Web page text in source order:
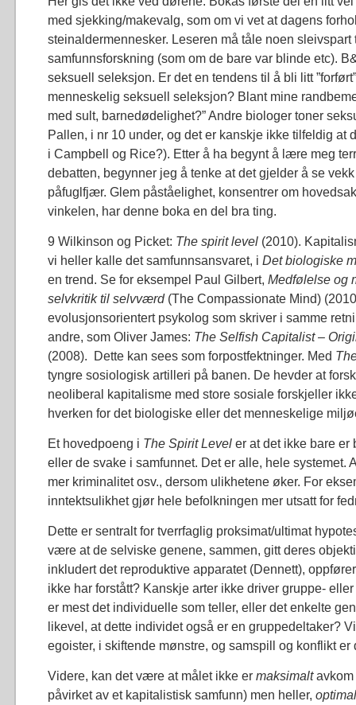
med sjekking/makevalg, som om vi vet at dagens
steinaldermennesker. Leseren må tåle noen sleivspart
samfunnsforskning (som om de bare var blinde etc).
seksuell seleksjon. Er det en tendens til å bli litt
menneskelig seksuell seleksjon? Blant mine
med sult, barnedødelighet?” Andre biologer toner
Pallen, i nr 10 under, og det er kanskje ikke tilfeldig at
i Campbell og Rice?). Etter å ha begynt å lære meg
debatten, begynner jeg å tenke at det gjelder å se
påfuglfjær. Glem påståelighet, konsentrer om
vinkelen, har denne boka en del bra ting.
9 Wilkinson og Picket: The spirit level (2010).
vi heller kalle det samfunnsansvaret, i Det biologiske
en trend. Se for eksempel Paul Gilbert, Medfølelse og
selvkritik til selvværd (The Compassionate Mind)
evolusjonsorientert psykolog som skriver i samme
andre, som Oliver James: The Selfish Capitalist –
(2008). Dette kan sees som forpostfektninger. Med
tyngre sosiologisk artilleri på banen. De hevder at
neoliberal kapitalisme med store sosiale forskjeller
hverken for det biologiske eller det menneskelige
Et hovedpoeng i The Spirit Level er at det ikke bare er
eller de svake i samfunnet. Det er alle, hele systemet.
mer kriminalitet osv., dersom ulikhetene øker. For
inntektsulikhet gjør hele befolkningen mer utsatt for
Dette er sentralt for tverrfaglig proksimat/ultimat
være at de selviske genene, sammen, gitt deres
inkludert det reproduktive apparatet (Dennett),
ikke har forstått? Kanskje arter ikke driver gruppe-
er mest det individuelle som teller, eller det enkelte
likevel, at dette individet også er en gruppedeltaker?
egoister, i skiftende mønstre, og samspill og konflikt er
Videre, kan det være at målet ikke er maksimaltavkom
påvirket av et kapitalistisk samfunn) men heller,